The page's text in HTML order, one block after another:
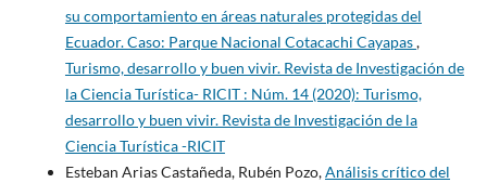
su comportamiento en áreas naturales protegidas del
Ecuador. Caso: Parque Nacional Cotacachi Cayapas,
Turismo, desarrollo y buen vivir. Revista de Investigación de
la Ciencia Turística- RICIT : Núm. 14 (2020): Turismo,
desarrollo y buen vivir. Revista de Investigación de la
Ciencia Turística -RICIT
Esteban Arias Castañeda, Rubén Pozo,Análisis crítico del